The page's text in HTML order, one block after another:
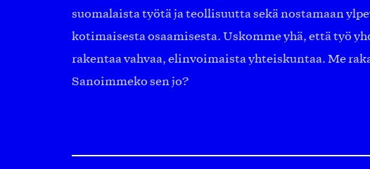
suomalaista työtä ja teollisuutta sekä nostamaan
kotimaisesta osaamisesta. Uskomme yhä, että työ
rakentaa vahvaa, elinvoimaista yhteiskuntaa. Me
Sanoimmeko sen jo?